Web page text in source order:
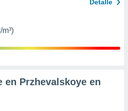
Detalle
en Przhevalskoye en